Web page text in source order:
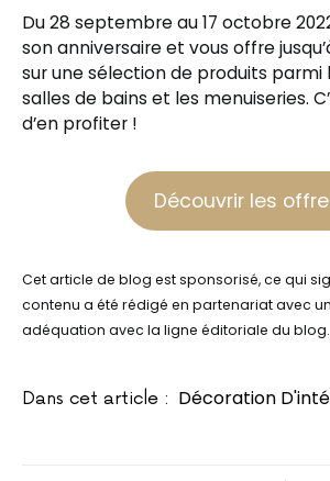
Du 28 septembre au 17 octobre
son anniversaire et vous offre
sur une sélection de produits parmi
salles de bains et les menuiseries.
d’en profiter !
Découvrir les
Cet article de blog est sponsorisé, ce qui
contenu a été rédigé en partenariat avec
adéquation avec la ligne éditoriale du blog.
Dans cet article : Décoration